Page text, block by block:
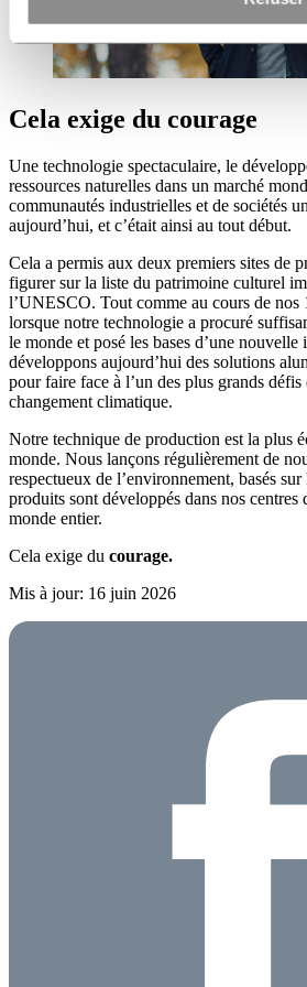
Cela exige du courage
Une technologie spectaculaire, le
ressources naturelles dans un marché
communautés industrielles et de sociétés
aujourd’hui, et c’était ainsi au tout début.
Cela a permis aux deux premiers sites de
figurer sur la liste du patrimoine culturel
l’UNESCO. Tout comme au cours de nos
lorsque notre technologie a procuré
le monde et posé les bases d’une nouvelle
développons aujourd’hui des solutions
pour faire face à l’un des plus grands
changement climatique.
Notre technique de production est la plus
monde. Nous lançons régulièrement de
respectueux de l’environnement, basés
produits sont développés dans nos centres
monde entier.
Cela exige du courage.
Mis à jour: 16 juin 2026